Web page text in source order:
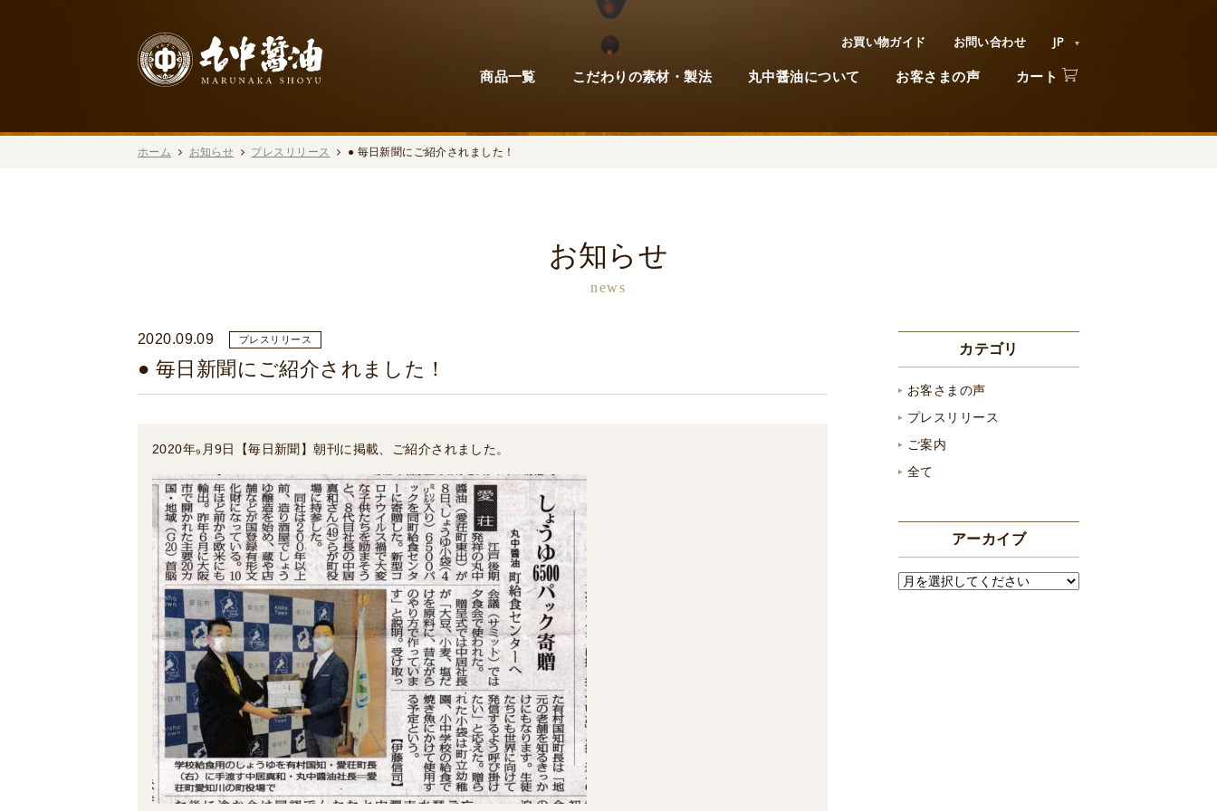
お買い物ガイド お問い合わせ JP
商品一覧 こだわりの素材・製法 丸中醤油について お客さまの声 カート
ホーム お知らせ プレスリリース ● 毎日新聞にご紹介されました！
お知らせ
news
2020.09.09 プレスリリース
● 毎日新聞にご紹介されました！
2020年₉月9日【毎日新聞】朝刊に掲載、ご紹介されました。
カテゴリ
お客さまの声
プレスリリース
ご案内
全て
アーカイブ